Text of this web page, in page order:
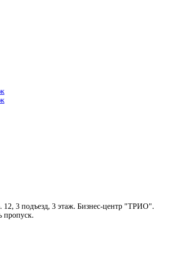
12, 3 подъезд, 3 этаж. Бизнес-центр "ТРИО".
пропуск.